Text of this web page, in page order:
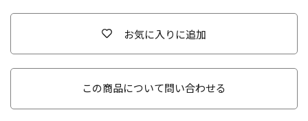
お気に入りに追加
この商品について問い合わせる